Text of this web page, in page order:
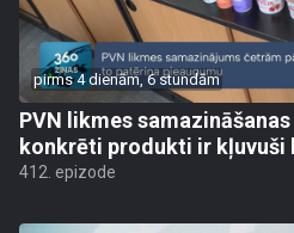
pirms 4 dienām, 6 stundām
PVN likmes
konkrēti produkti ir kļuvuši
412. epizode